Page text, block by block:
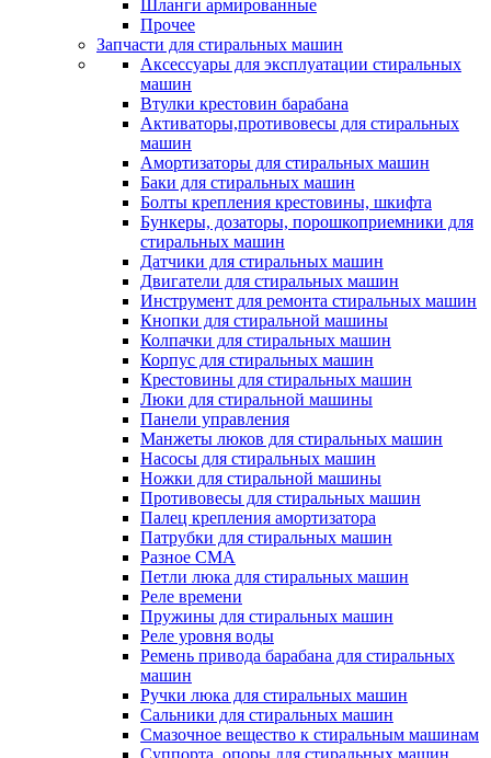
Шланги армированные
Прочее
Запчасти для стиральных машин
Аксессуары для эксплуатации стиральных
машин
Втулки крестовин барабана
Активаторы,противовесы для стиральных
машин
Амортизаторы для стиральных машин
Баки для стиральных машин
Болты крепления крестовины, шкифта
Бункеры, дозаторы, порошкоприемники для
стиральных машин
Датчики для стиральных машин
Двигатели для стиральных машин
Инструмент для ремонта стиральных машин
Кнопки для стиральной машины
Колпачки для стиральных машин
Корпус для стиральных машин
Крестовины для стиральных машин
Люки для стиральной машины
Панели управления
Манжеты люков для стиральных машин
Насосы для стиральных машин
Ножки для стиральной машины
Противовесы для стиральных машин
Палец крепления амортизатора
Патрубки для стиральных машин
Разное СМА
Петли люка для стиральных машин
Реле времени
Пружины для стиральных машин
Реле уровня воды
Ремень привода барабана для стиральных
машин
Ручки люка для стиральных машин
Сальники для стиральных машин
Смазочное вещество к стиральным машинам
Суппорта, опоры для стиральных машин